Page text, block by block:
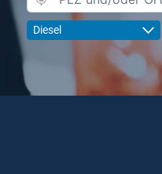
Diesel